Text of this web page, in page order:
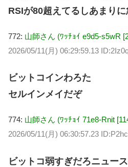
RSIが80超えてるしあまり
772: 山師さん (ﾜｯﾁｮｲ e9d5-s5wR
2026/05/11(月) 06:29:59.13
ビットコインわろた
セルインメイだぞ
774: 山師さん (ﾜｯﾁｮｲ 71e8-Rnit
2026/05/11(月) 06:30:57.23
ビットコ弱すぎだろニュー